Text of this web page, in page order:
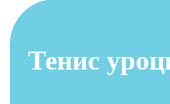
Тенис